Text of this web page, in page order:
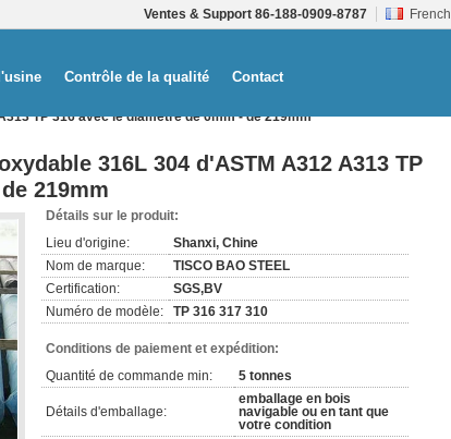
French
Ventes & Support 86-188-0909-8787
Contrôle de la qualité
Contact
TP 316 avec le diamètre de 6mm - de 219mm
316L 304 d'ASTM A312 A313 TP
219mm
Détails sur le produit:
Lieu d'origine:
Shanxi, Chine
Nom de marque:
TISCO BAO STEEL
Certification:
SGS,BV
Numéro de modèle:
TP 316 317 310
Conditions de paiement et expédition:
Quantité de commande min:
5 tonnes
Détails d'emballage:
emballage en bois
navigable ou en tant que
votre condition